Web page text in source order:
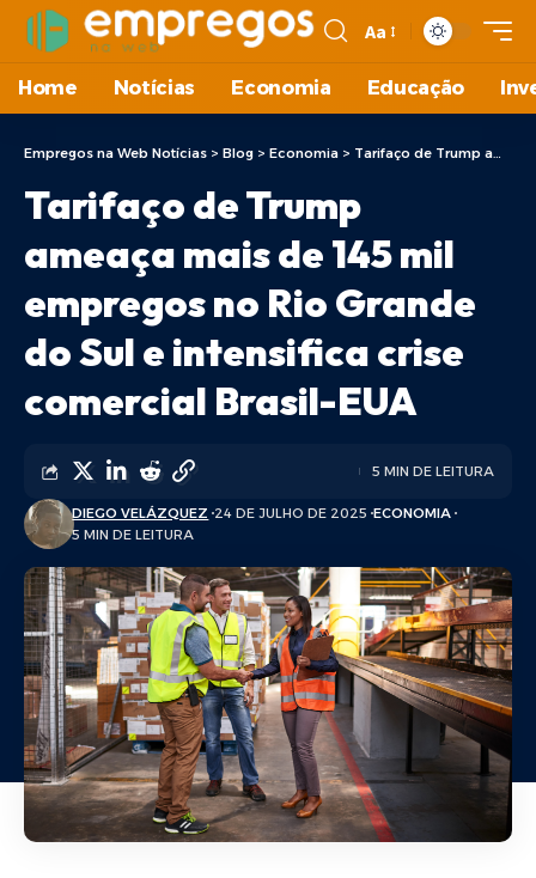
Aa
Home Notícias Economia Educação
Empregos na Web Notícias > Blog > Economia > Tarifaço de Trump ameaça mais de 145 mil empregos no Rio Grande do Sul e intensifica crise comercial Brasil-EUA
Tarifaço de Trump
ameaça mais de 145 mil
empregos no Rio Grande
do Sul e intensifica crise
comercial Brasil-EUA
DIEGO VELÁZQUEZ 24 DE JULHO DE 2025 ECONOMIA
5 MIN DE LEITURA
5 MIN DE LEITURA